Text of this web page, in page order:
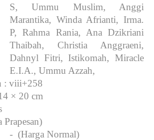
S, Ummu Muslim, Anggi
Marantika, Winda Afrianti, Irma.
P, Rahma Rania, Ana Dzikriani
Thaibah, Christia Anggraeni,
Dahnyl Fitri, Istikomah, Miracle
E.I.A., Ummu Azzah,
: viii+258
× 20 cm
- (Harga Normal)